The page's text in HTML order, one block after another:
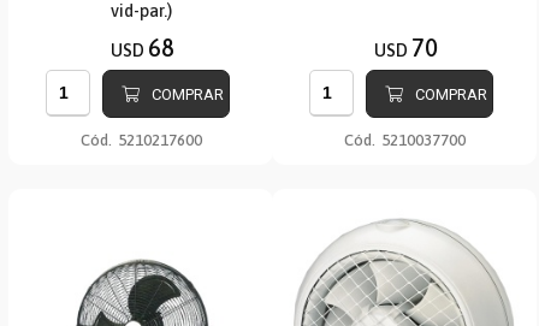
vid-par.)
USD 68
COMPRAR
Cód. 5210217600
USD 70
COMPRAR
Cód. 5210037700